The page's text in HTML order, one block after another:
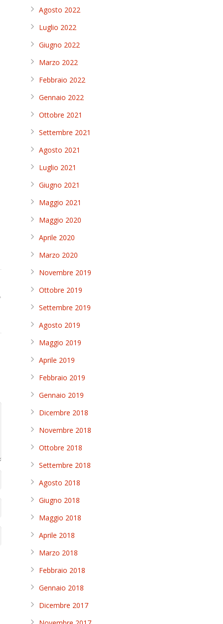
Agosto 2022
Luglio 2022
Giugno 2022
Marzo 2022
Febbraio 2022
Gennaio 2022
Ottobre 2021
Settembre 2021
Agosto 2021
Luglio 2021
Giugno 2021
Maggio 2021
Maggio 2020
Aprile 2020
Marzo 2020
Novembre 2019
Ottobre 2019
Settembre 2019
Agosto 2019
Maggio 2019
Aprile 2019
Febbraio 2019
Gennaio 2019
Dicembre 2018
Novembre 2018
Ottobre 2018
Settembre 2018
Agosto 2018
Giugno 2018
Maggio 2018
Aprile 2018
Marzo 2018
Febbraio 2018
Gennaio 2018
Dicembre 2017